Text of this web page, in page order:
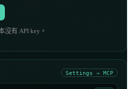
沒有 API key。
Settings → MCP